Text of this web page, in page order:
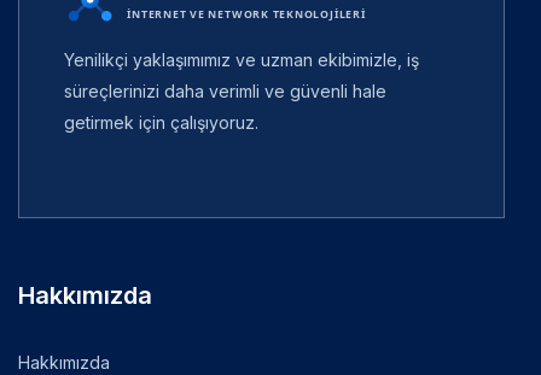
Yenilikçi yaklaşımımız ve uzman ekibimizle, iş
süreçlerinizi daha verimli ve güvenli hale
getirmek için çalışıyoruz.
Hakkımızda
Hakkımızda